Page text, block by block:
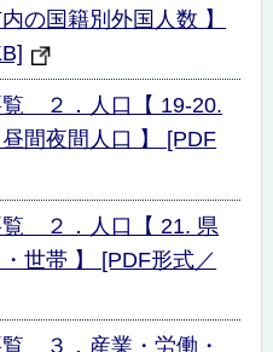
の国籍別外国人数 】
覧 ２．人口【 19-20.
間夜間人口 】 [PDF
覧 ２．人口【 21. 県
世帯 】 [PDF形式／
３．産業・労働・